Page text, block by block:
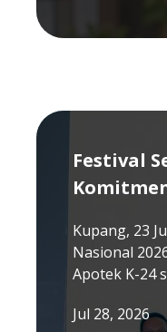
Festival
Kupang, 23
Nasional
Apotek K-24
Jul 28, 2026